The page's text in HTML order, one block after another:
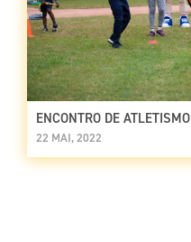
ENCONTRO DE ATLETISMO
22 MAI, 2022